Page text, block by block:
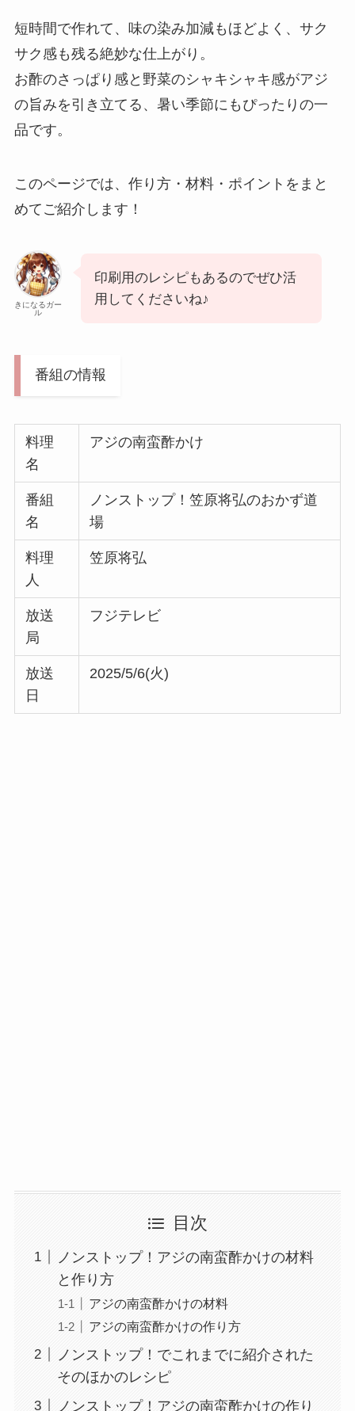
短時間で作れて、味の染み加減もほどよく、サク
サク感も残る絶妙な仕上がり。
お酢のさっぱり感と野菜のシャキシャキ感がアジ
の旨みを引き立てる、暑い季節にもぴったりの一
品です。
このページでは、作り方・材料・ポイントをまと
めてご紹介します！
きになるガー
ル
印刷用のレシピもあるのでぜひ活
用してくださいね♪
番組の情報
料理
名
アジの南蛮酢かけ
番組
名
ノンストップ！笠原将弘のおかず道
場
料理
人
笠原将弘
放送
局
フジテレビ
放送
日
2025/5/6(火)
目次
ノンストップ！アジの南蛮酢かけの材料
と作り方
アジの南蛮酢かけの材料
アジの南蛮酢かけの作り方
ノンストップ！でこれまでに紹介された
そのほかのレシピ
ノンストップ！アジの南蛮酢かけの作り